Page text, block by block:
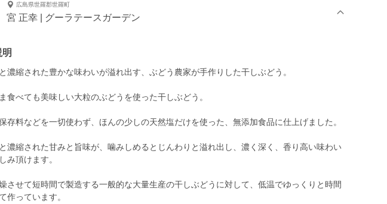
広島県世羅郡世羅町
宮 正幸 | グーラテースガーデン
濃縮された豊かな味わいが溢れ出す、ぶどう農家が手作りした干しぶどう。
食べても美味しい大粒のぶどうを使った干しぶどう。
存料などを一切使わず、ほんの少しの天然塩だけを使った、無添加食品に仕上げました。
濃縮された甘みと旨味が、噛みしめるとじんわりと溢れ出し、濃く深く、香り高い味わい
み頂けます。
させて短時間で製造する一般的な大量生産の干しぶどうに対して、低温でゆっくりと時間
作っています。